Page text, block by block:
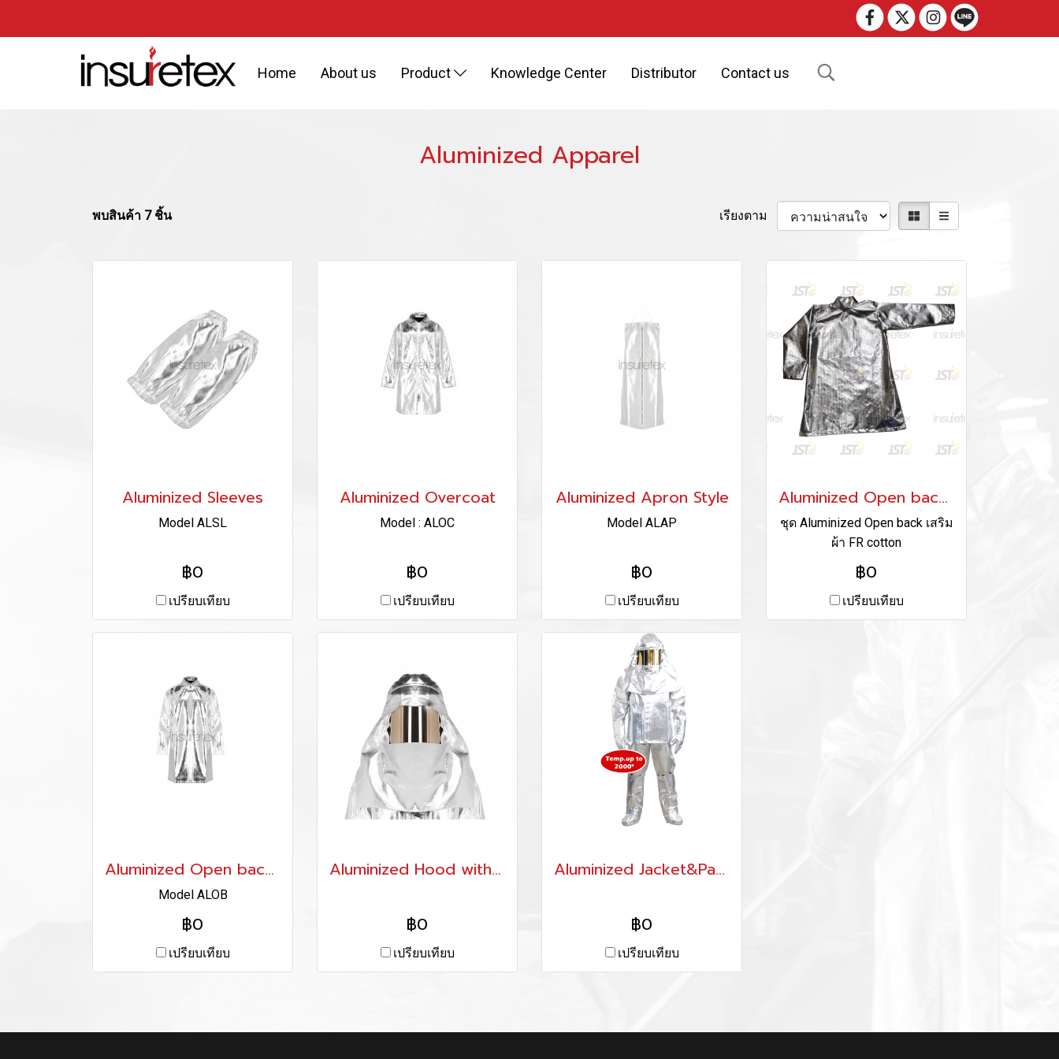
Home About us Product Knowledge Center Distributor Contact us
Aluminized Apparel
พบสินค้า 7 ชิ้น เรียงตาม
Aluminized Sleeves
Model ALSL
฿0
เปรียบเทียบ
Aluminized Overcoat
Model : ALOC
฿0
เปรียบเทียบ
Aluminized Apron Style
Model ALAP
฿0
เปรียบเทียบ
Aluminized Open back+ FR cotton liner
ชุด Aluminized Open back เสริม
ผ้า FR cotton
฿0
เปรียบเทียบ
Aluminized Open back Style
Model ALOB
฿0
เปรียบเทียบ
Aluminized Hood with Faceshield set
฿0
เปรียบเทียบ
Aluminized Jacket&Pants
฿0
เปรียบเทียบ